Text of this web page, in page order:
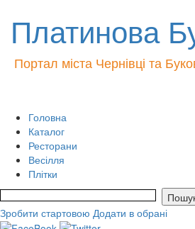
Платинова
Портал міста Чернівці та
Головна
Каталог
Ресторани
Весілля
Плітки
Зробити стартовою Додати в обрані